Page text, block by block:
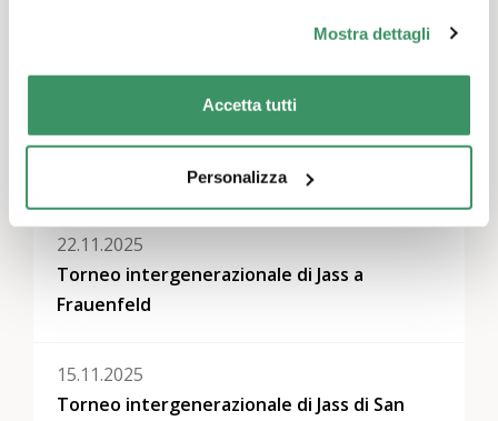
Mostra dettagli
Accetta tutti
Personalizza
Altri eventi
29.11.2025
Torneo intergenerazionale di Jass Chur
22.11.2025
Torneo intergenerazionale di Jass a
Frauenfeld
15.11.2025
Torneo intergenerazionale di Jass di San